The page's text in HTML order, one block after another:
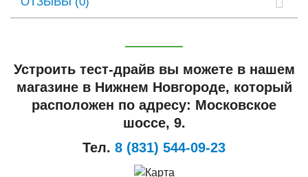
Устроить тест-драйв вы можете в нашем
магазине в Нижнем Новгороде, который
расположен по адресу: Московское
шоссе, 9.
Тел. 8 (831) 544-09-23